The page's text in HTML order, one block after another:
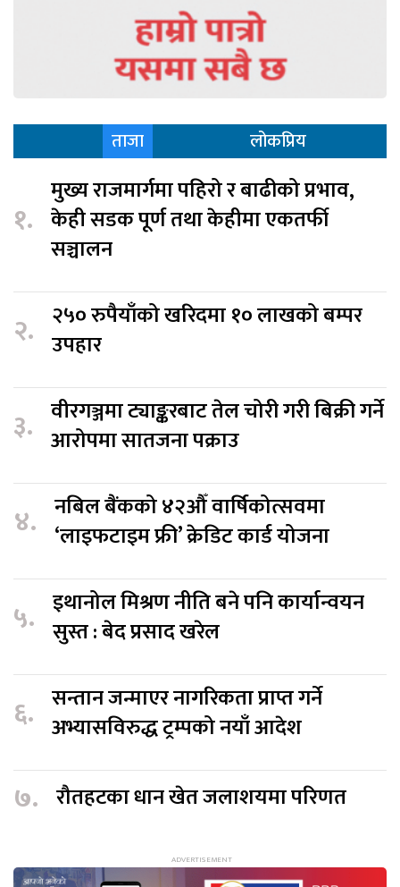
ताजा लोकप्रिय
१.
मुख्य राजमार्गमा पहिरो र बाढीको प्रभाव,
केही सडक पूर्ण तथा केहीमा एकतर्फी
सञ्चालन
२. २५० रुपैयाँको खरिदमा १० लाखको बम्पर
उपहार
३. वीरगञ्जमा ट्याङ्करबाट तेल चोरी गरी बिक्री गर्ने
आरोपमा सातजना पक्राउ
४. नबिल बैंकको ४२औँ वार्षिकोत्सवमा
‘लाइफटाइम फ्री’ क्रेडिट कार्ड योजना
५. इथानोल मिश्रण नीति बने पनि कार्यान्वयन
सुस्त : बेद प्रसाद खरेल
६. सन्तान जन्माएर नागरिकता प्राप्त गर्ने
अभ्यासविरुद्ध ट्रम्पको नयाँ आदेश
७. रौतहटका धान खेत जलाशयमा परिणत